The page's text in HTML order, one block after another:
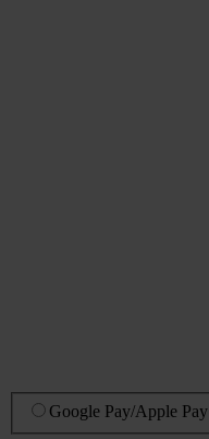
Google Pay/Apple Pay